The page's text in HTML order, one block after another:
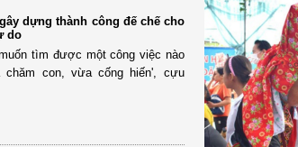
dựng thành công đế chế cho
do
tìm được một công việc nào
con, vừa cống hiến', cựu